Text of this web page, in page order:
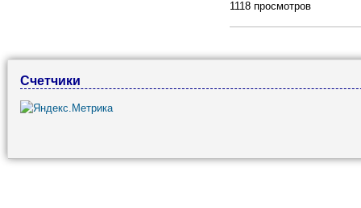
1118 просмотров
Счетчики